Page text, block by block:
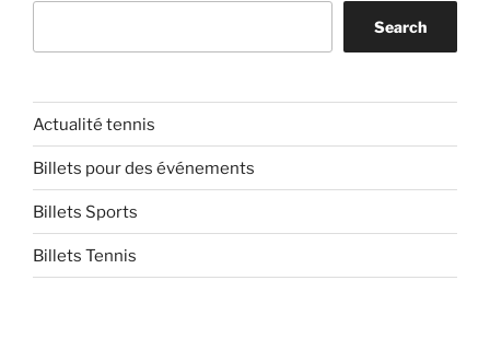
Search
Actualité tennis
Billets pour des événements
Billets Sports
Billets Tennis